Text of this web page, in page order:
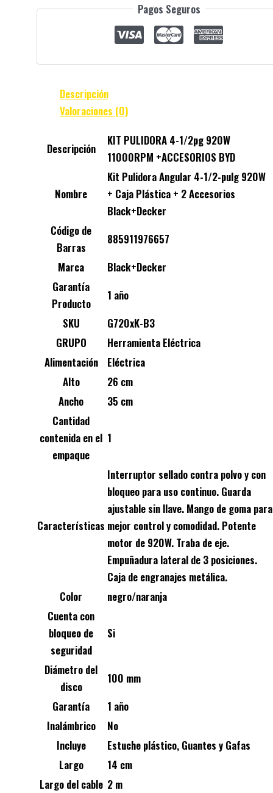
Pagos Seguros
Descripción
Valoraciones (0)
Descripción
KIT PULIDORA 4-1/2pg 920W
11000RPM +ACCESORIOS BYD
Nombre
Kit Pulidora Angular 4-1/2-pulg 920W
+ Caja Plástica + 2 Accesorios
Black+Decker
Código de
Barras
885911976657
Marca
Black+Decker
Garantía
Producto
1 año
SKU
G720xK-B3
GRUPO
Herramienta Eléctrica
Alimentación
Eléctrica
Alto
26 cm
Ancho
35 cm
Cantidad
contenida en el
empaque
1
Características
Interruptor sellado contra polvo y con
bloqueo para uso continuo. Guarda
ajustable sin llave. Mango de goma para
mejor control y comodidad. Potente
motor de 920W. Traba de eje.
Empuñadura lateral de 3 posiciones.
Caja de engranajes metálica.
Color
negro/naranja
Cuenta con
bloqueo de
seguridad
Si
Diámetro del
disco
100 mm
Garantía
1 año
Inalámbrico
No
Incluye
Estuche plástico, Guantes y Gafas
Largo
14 cm
Largo del cable 2 m